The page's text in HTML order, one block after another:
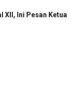
XII, Ini Pesan Ketua